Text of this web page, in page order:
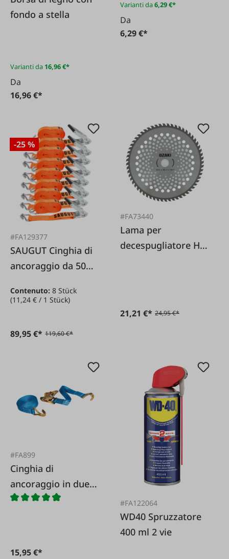
fondo a stella
Varianti da 16,96 €*
Da
16,96 €*
Varianti da6,29 €*
Da
6,29 €*
-25 %
#FA129377
SAUGUT Cinghia di
ancoraggio da 50
Contenuto: 8 Stück
(11,24 € / 1 Stück)
89,95 €* 119,60 €*
#FA73440
Lama per
decespugliatore HM
21,21 €* 24,95 €*
#FA899
Cinghia di
ancoraggio in due
parti 35 mm
15,95 €*
#FA122064
WD40 Spruzzatore
400 ml 2 vie